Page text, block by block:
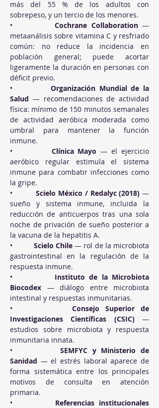
más del 55 % de los adultos con
sobrepeso, y un tercio de los menores.
• Cochrane Collaboration —
metaanálisis sobre vitamina C y resfriado
común: no reduce la incidencia en
población general; puede acortar
ligeramente la duración en personas con
déficit previo.
• Organización Mundial de la
Salud — recomendaciones de actividad
física: mínimo de 150 minutos semanales
de actividad aeróbica moderada como
umbral para mantener la función
inmune.
• Clínica Mayo — el ejercicio
aeróbico regular estimula el sistema
inmune para combatir infecciones como
la gripe.
• Scielo México / Redalyc (2018) —
sueño y sistema inmune, incluida la
reducción de anticuerpos tras una sola
noche de privación de sueño posterior a
la vacuna de la hepatitis A.
• Scielo Chile — rol de la microbiota
gastrointestinal en la regulación de la
respuesta inmune.
• Instituto de la Microbiota
Biocodex — diálogo entre microbiota
intestinal y respuestas inmunitarias.
• Consejo Superior de
Investigaciones Científicas (CSIC) —
estudios sobre microbiota y respuesta
inmunitaria innata.
• SEMFYC y Ministerio de
Sanidad — el estrés laboral aparece de
forma sistemática entre los principales
motivos de consulta en atención
primaria.
• Referencias institucionales